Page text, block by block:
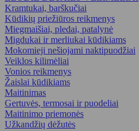
Kramtukai, barškučiai
Kūdikių priežiūros reikmenys
Miegmaišiai, pledai, patalynė
Migdukai ir merliukai kūdikiams
Mokomieji nešiojami naktipuodžiai
Veiklos kilimėliai
Vonios reikmenys
Žaislai kūdikiams
Maitinimas
Gertuvės, termosai ir puodeliai
Maitinimo priemonės
Užkandžių dėžutės